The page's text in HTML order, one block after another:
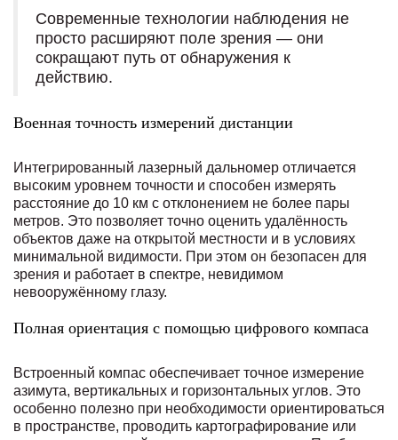
Современные технологии наблюдения не
просто расширяют поле зрения — они
сокращают путь от обнаружения к
действию.
Военная точность измерений дистанции
Интегрированный лазерный дальномер отличается
высоким уровнем точности и способен измерять
расстояние до 10 км с отклонением не более пары
метров. Это позволяет точно оценить удалённость
объектов даже на открытой местности и в условиях
минимальной видимости. При этом он безопасен для
зрения и работает в спектре, невидимом
невооружённому глазу.
Полная ориентация с помощью цифрового компаса
Встроенный компас обеспечивает точное измерение
азимута, вертикальных и горизонтальных углов. Это
особенно полезно при необходимости ориентироваться
в пространстве, проводить картографирование или